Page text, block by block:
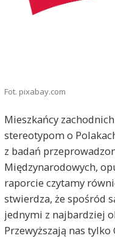
Fot. pixabay.com
Mieszkańcy
stereotypom o
z badań
Międzynarodowych,
raporcie czytamy
stwierdza, że spośród
jednymi z najbardziej
Przewyższają nas tylko